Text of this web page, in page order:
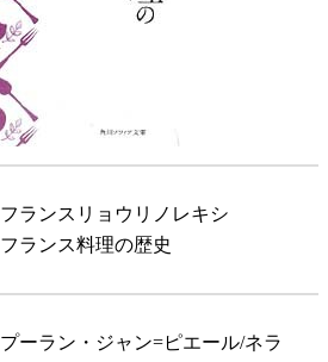
フランスリョウリノレキシ
フランス料理の歴史
プーラン・ジャン=ピエール/ネラ